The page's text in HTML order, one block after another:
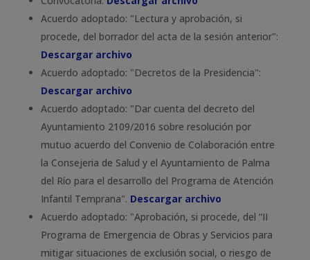
Acuerdo adoptado: "Lectura y aprobación, si
procede, del borrador del acta de la sesión anterior":
Descargar archivo
Acuerdo adoptado: "Decretos de la Presidencia":
Descargar archivo
Acuerdo adoptado: "Dar cuenta del decreto del
Ayuntamiento 2109/2016 sobre resolución por
mutuo acuerdo del Convenio de Colaboración entre
la Consejeria de Salud y el Ayuntamiento de Palma
del Río para el desarrollo del Programa de Atención
Infantil Temprana". Descargar archivo
Acuerdo adoptado: "Aprobación, si procede, del “II
Programa de Emergencia de Obras y Servicios para
mitigar situaciones de exclusión social, o riesgo de